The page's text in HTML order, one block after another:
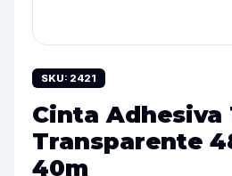
SKU: 2421
Cinta Adhesiva
Transparente
40m